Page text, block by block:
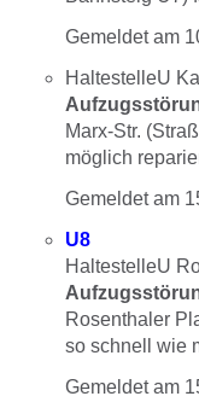
Gemeldet am
HaltestelleU
Marx-Str.
möglich
Gemeldet am
U8
HaltestelleU
Rosenthaler
so schnell wie
Gemeldet am